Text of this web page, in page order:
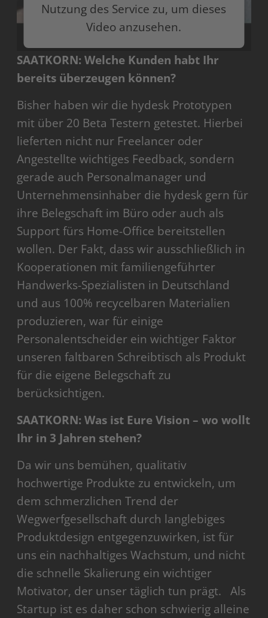
Nutzung des Service zu, um dieses
Video anzusehen.
Mehr Informationen
Usercentrics Consent Management
Platform
SAATKORN: Welche Kunden habt Ihr
bereits überzeugen können?
Bisher haben wir die hydesk Prototypen
mit über 20 Beta Testern getestet. Hierbei
lieferten nicht nur Freelancer oder
Angestellte wichtiges Feedback, sondern
gerade auch Personalmanager und
Unternehmensinhaber die hydesk gern für
ihre Belegschaft im Büro oder auch als
Support fürs Home-Office bereitstellen
wollen. Der Fakt, dass wir ausschließlich in
Kooperationen mit familiengeführter
Handwerks-Spezialisten in Deutschland
und aus 100% recycelbaren Materialien
produzieren, war für einige
Personalentscheider ein wichtiger Faktor
unseren faltbaren Schreibtisch als Produkt
für die eigene Belegschaft zu
berücksichtigen.
SAATKORN: Was ist Eure Vision – wo wollt
Ihr in 3 Jahren stehen?
Da wir uns bemühen, qualitativ
hochwertige Produkte zu entwickeln, um
dem schmerzlichen Trend der
Wegwerfgesellschaft durch langlebiges
Produktdesign entgegenzuwirken, ist für
uns ein nachhaltiges Wachstum, und nicht
die schnelle Skalierung ein wichtiger
Motivator, der unser täglich tun prägt. Als
Startup ist es daher schon schwierig alleine